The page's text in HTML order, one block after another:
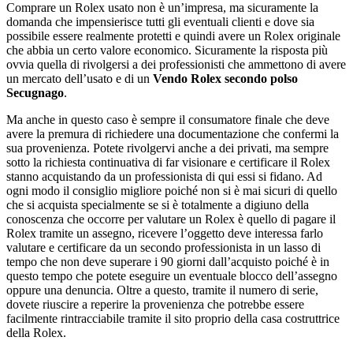
Comprare un Rolex usato non è un’impresa, ma sicuramente la
domanda che impensierisce tutti gli eventuali clienti e dove sia
possibile essere realmente protetti e quindi avere un Rolex originale
che abbia un certo valore economico. Sicuramente la risposta più
ovvia quella di rivolgersi a dei professionisti che ammettono di avere
un mercato dell’usato e di un Vendo Rolex secondo polso
Secugnago.
Ma anche in questo caso è sempre il consumatore finale che deve
avere la premura di richiedere una documentazione che confermi la
sua provenienza. Potete rivolgervi anche a dei privati, ma sempre
sotto la richiesta continuativa di far visionare e certificare il Rolex
stanno acquistando da un professionista di qui essi si fidano. Ad
ogni modo il consiglio migliore poiché non si è mai sicuri di quello
che si acquista specialmente se si è totalmente a digiuno della
conoscenza che occorre per valutare un Rolex è quello di pagare il
Rolex tramite un assegno, ricevere l’oggetto deve interessa farlo
valutare e certificare da un secondo professionista in un lasso di
tempo che non deve superare i 90 giorni dall’acquisto poiché è in
questo tempo che potete eseguire un eventuale blocco dell’assegno
oppure una denuncia. Oltre a questo, tramite il numero di serie,
dovete riuscire a reperire la provenienza che potrebbe essere
facilmente rintracciabile tramite il sito proprio della casa costruttrice
della Rolex.